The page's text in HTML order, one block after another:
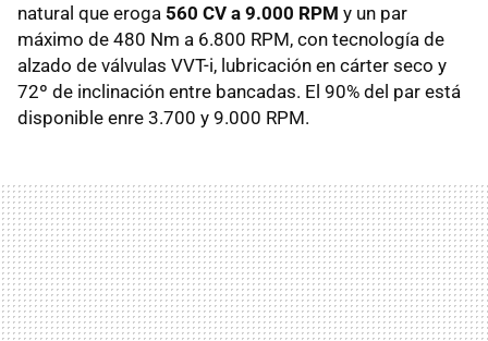
natural que eroga 560 CV a 9.000 RPM y un par
máximo de 480 Nm a 6.800 RPM, con tecnología de
alzado de válvulas VVT-i, lubricación en cárter seco y
72º de inclinación entre bancadas. El 90% del par está
disponible enre 3.700 y 9.000 RPM.